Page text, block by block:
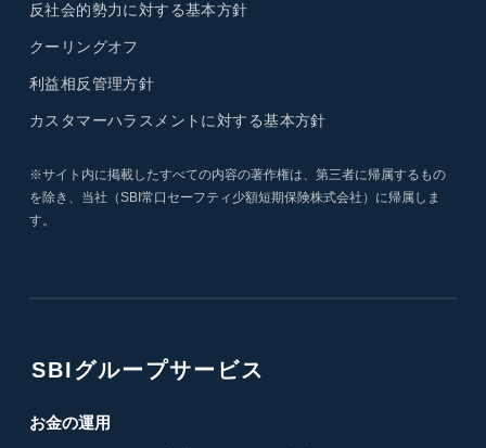
反社会的勢力に対する基本方針
クーリングオフ
利益相反管理方針
カスタマーハラスメントに対する基本方針
※サイト内に掲載したすべての内容の著作権は、第三者に帰属するもの
を除き、当社（SBI常口セーフティ少額短期保険株式会社）に帰属しま
す。
SBIグループサービス
お金の運用